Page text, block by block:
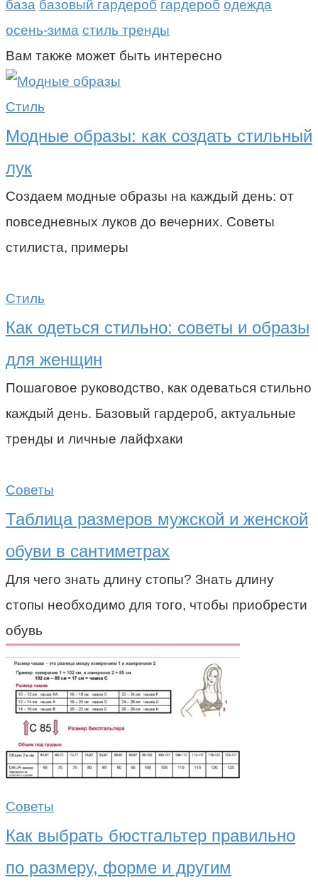
база базовый гардероб гардероб одежда
осень-зима стиль тренды
Вам также может быть интересно
Стиль
Модные образы: как создать стильный
лук
Создаем модные образы на каждый день: от
повседневных луков до вечерних. Советы
стилиста, примеры
Стиль
Как одеться стильно: советы и образы
для женщин
Пошаговое руководство, как одеваться стильно
каждый день. Базовый гардероб, актуальные
тренды и личные лайфхаки
Советы
Таблица размеров мужской и женской
обуви в сантиметрах
Для чего знать длину стопы? Знать длину
стопы необходимо для того, чтобы приобрести
обувь
Советы
Как выбрать бюстгальтер правильно
по размеру, форме и другим